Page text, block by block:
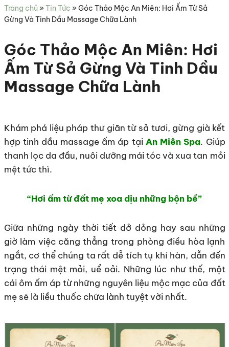
sức
khỏe
Trang chủ »Tin Tức »Góc Thảo Mộc An Miên: Hơi Ấm Từ Sả
Gừng Và Tinh Dầu Massage Chữa Lành
Góc Thảo Mộc An Miên: Hơi
Ấm Từ Sả Gừng Và Tinh Dầu
Massage Chữa Lành
Khám phá liệu pháp thư giãn từ sả tươi, gừng già kết
hợp tinh dầu massage ấm áp tại An Miên Spa. Giúp
thanh lọc da đầu, nuôi dưỡng mái tóc và xua tan mỏi
mệt tức thì.
“Hơi ấm từ đất mẹ xoa dịu những bộn bề”
Giữa những ngày thời tiết dở dỏng hay sau những
giờ làm việc căng thẳng trong phòng điều hòa lạnh
ngắt, cơ thể chúng ta rất dễ tích tụ khí hàn, dẫn đến
trạng thái mệt mỏi, uể oải. Những lúc như thế, một
cái ôm ấm áp từ những nguyên liệu mộc mạc của đất
mẹ sẽ là liều thuốc chữa lành tuyệt vời nhất.